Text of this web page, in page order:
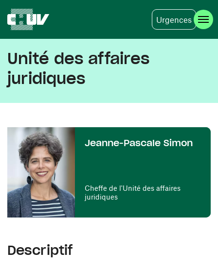
Urgences
Unité des affaires
juridiques
Jeanne-Pascale Simon
Cheffe de l'Unité des affaires
juridiques
Descriptif